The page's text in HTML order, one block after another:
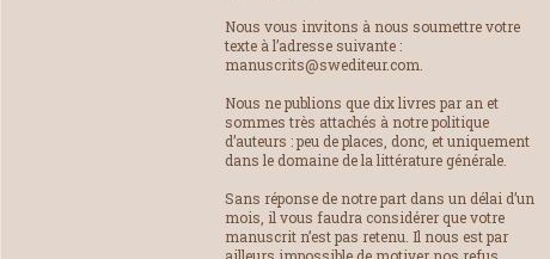
Nous vous invitons à nous soumettre votre
texte à l’adresse suivante :
manuscrits@swediteur.com.
Nous ne publions que dix livres par an et
sommes très attachés à notre politique
d’auteurs : peu de places, donc, et uniquement
dans le domaine de la littérature générale.
Sans réponse de notre part dans un délai d’un
mois, il vous faudra considérer que votre
manuscrit n’est pas retenu. Il nous est par